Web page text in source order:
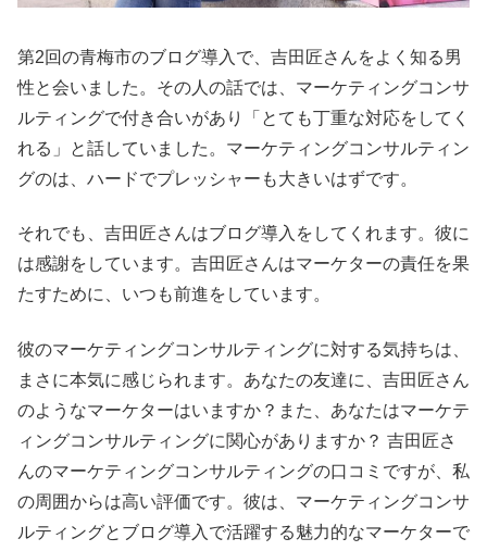
第2回の青梅市のブログ導入で、吉田匠さんをよく知る男
性と会いました。その人の話では、マーケティングコンサ
ルティングで付き合いがあり「とても丁重な対応をしてく
れる」と話していました。マーケティングコンサルティン
グのは、ハードでプレッシャーも大きいはずです。
それでも、吉田匠さんはブログ導入をしてくれます。彼に
は感謝をしています。吉田匠さんはマーケターの責任を果
たすために、いつも前進をしています。
彼のマーケティングコンサルティングに対する気持ちは、
まさに本気に感じられます。あなたの友達に、吉田匠さん
のようなマーケターはいますか？また、あなたはマーケテ
ィングコンサルティングに関心がありますか？ 吉田匠さ
んのマーケティングコンサルティングの口コミですが、私
の周囲からは高い評価です。彼は、マーケティングコンサ
ルティングとブログ導入で活躍する魅力的なマーケターで